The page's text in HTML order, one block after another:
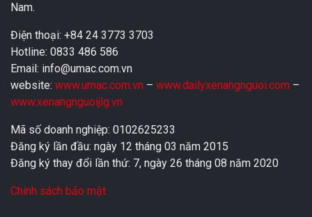
Nam.
Điện thoại: +84 24 3773 3703
Hotline: 0833 486 586
Email: info@umac.com.vn
website: www.umac.com.vn – www.dailyxenangnguoi.com –
www.xenangnguoijlg.vn
Mã số doanh nghiệp: 0102625233
Đăng ký lần đầu: ngày 12 tháng 03 năm 2015
Đăng ký thay đổi lần thứ: 7, ngày 26 tháng 08 năm 2020
Chính sách bảo mật